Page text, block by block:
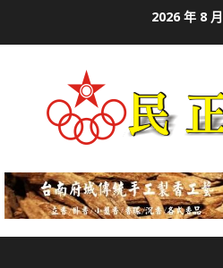
2026 年 8